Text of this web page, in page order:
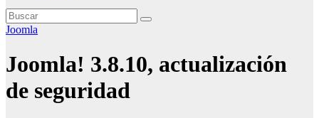
Joomla
Joomla! 3.8.10, actualización
de seguridad